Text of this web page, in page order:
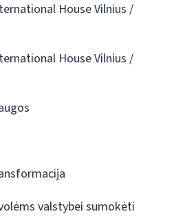
House Vilnius /
House Vilnius /
valstybei sumokėti